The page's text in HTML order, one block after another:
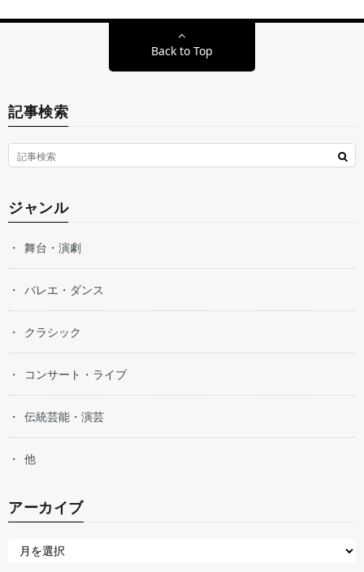
Back to Top
記事検索
ジャンル
舞台・演劇
バレエ・ダンス
クラシック
コンサート・ライブ
伝統芸能・演芸
他
アーカイブ